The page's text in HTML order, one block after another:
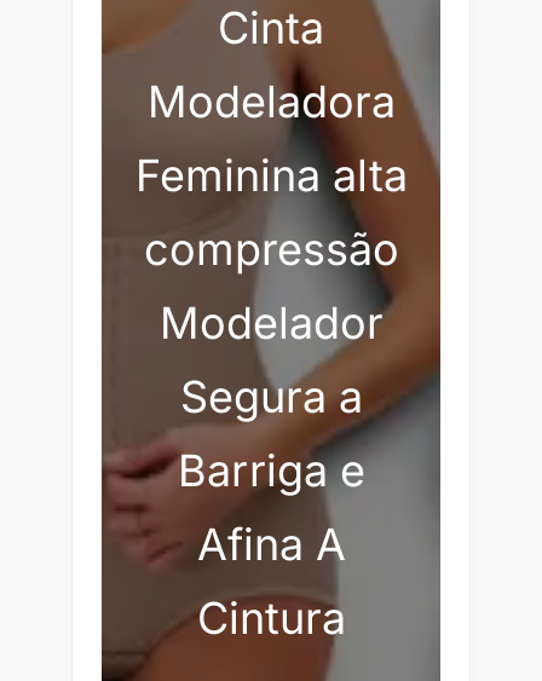
Cinta
Modeladora
Feminina alta
compressão
Modelador
Segura a
Barriga e
Afina A
Cintura